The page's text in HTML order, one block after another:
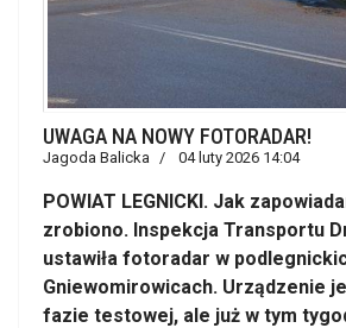
UWAGA NA NOWY FOTORADAR!
Jagoda Balicka 04 luty 2026 14:04
POWIAT LEGNICKI. Jak
zrobiono. Inspekcja Transportu
ustawiła fotoradar w
Gniewomirowicach. Urządzenie
fazie testowej, ale już w tym